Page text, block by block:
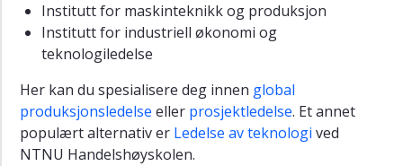
Institutt for maskinteknikk og produksjon
Institutt for industriell økonomi og
teknologiledelse
Her kan du spesialisere deg innen global
produksjonsledelse eller prosjektledelse. Et annet
populært alternativ er Ledelse av teknologi ved
NTNU Handelshøyskolen.